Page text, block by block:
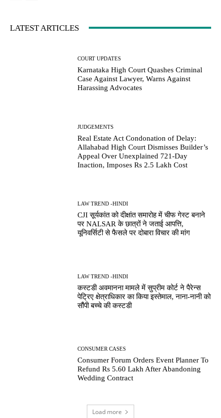
LATEST ARTICLES
COURT UPDATES
Karnataka High Court Quashes Criminal
Case Against Lawyer, Warns Against
Harassing Advocates
JUDGEMENTS
Real Estate Act Condonation of Delay:
Allahabad High Court Dismisses Builder’s
Appeal Over Unexplained 721-Day
Inaction, Imposes Rs 2.5 Lakh Cost
LAW TREND -HINDI
CJI सूर्यकांत को दीक्षांत समारोह में चीफ गेस्ट बनाने
पर NALSAR के छात्रों ने जताई आपत्ति,
यूनिवर्सिटी से फैसले पर दोबारा विचार की मांग
LAW TREND -HINDI
कस्टडी अवमानना मामले में सुप्रीम कोर्ट ने पैरेन्स
पेट्रिए क्षेत्राधिकार का किया इस्तेमाल, नाना-नानी को
सौंपी बच्चे की कस्टडी
CONSUMER CASES
Consumer Forum Orders Event Planner To
Refund Rs 5.60 Lakh After Abandoning
Wedding Contract
Load more